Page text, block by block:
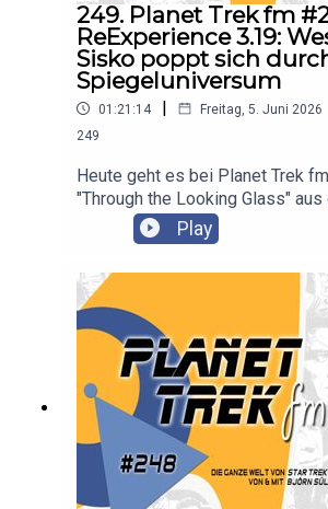
249. Planet Trek fm
ReExperience 3.19:
Sisko poppt sich
Spiegeluniversum
01:21:14 | Freitag, 5. Juni 2026
249
Heute geht es bei Planet Trek
"Through the Looking Glass"
Staffel der Serie "Star Trek:
diskutieren Claudia Kern und
Play